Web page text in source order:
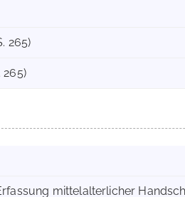
265)
265)
mittelalterlicher